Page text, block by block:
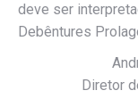
deve ser
Debêntures
Diretor